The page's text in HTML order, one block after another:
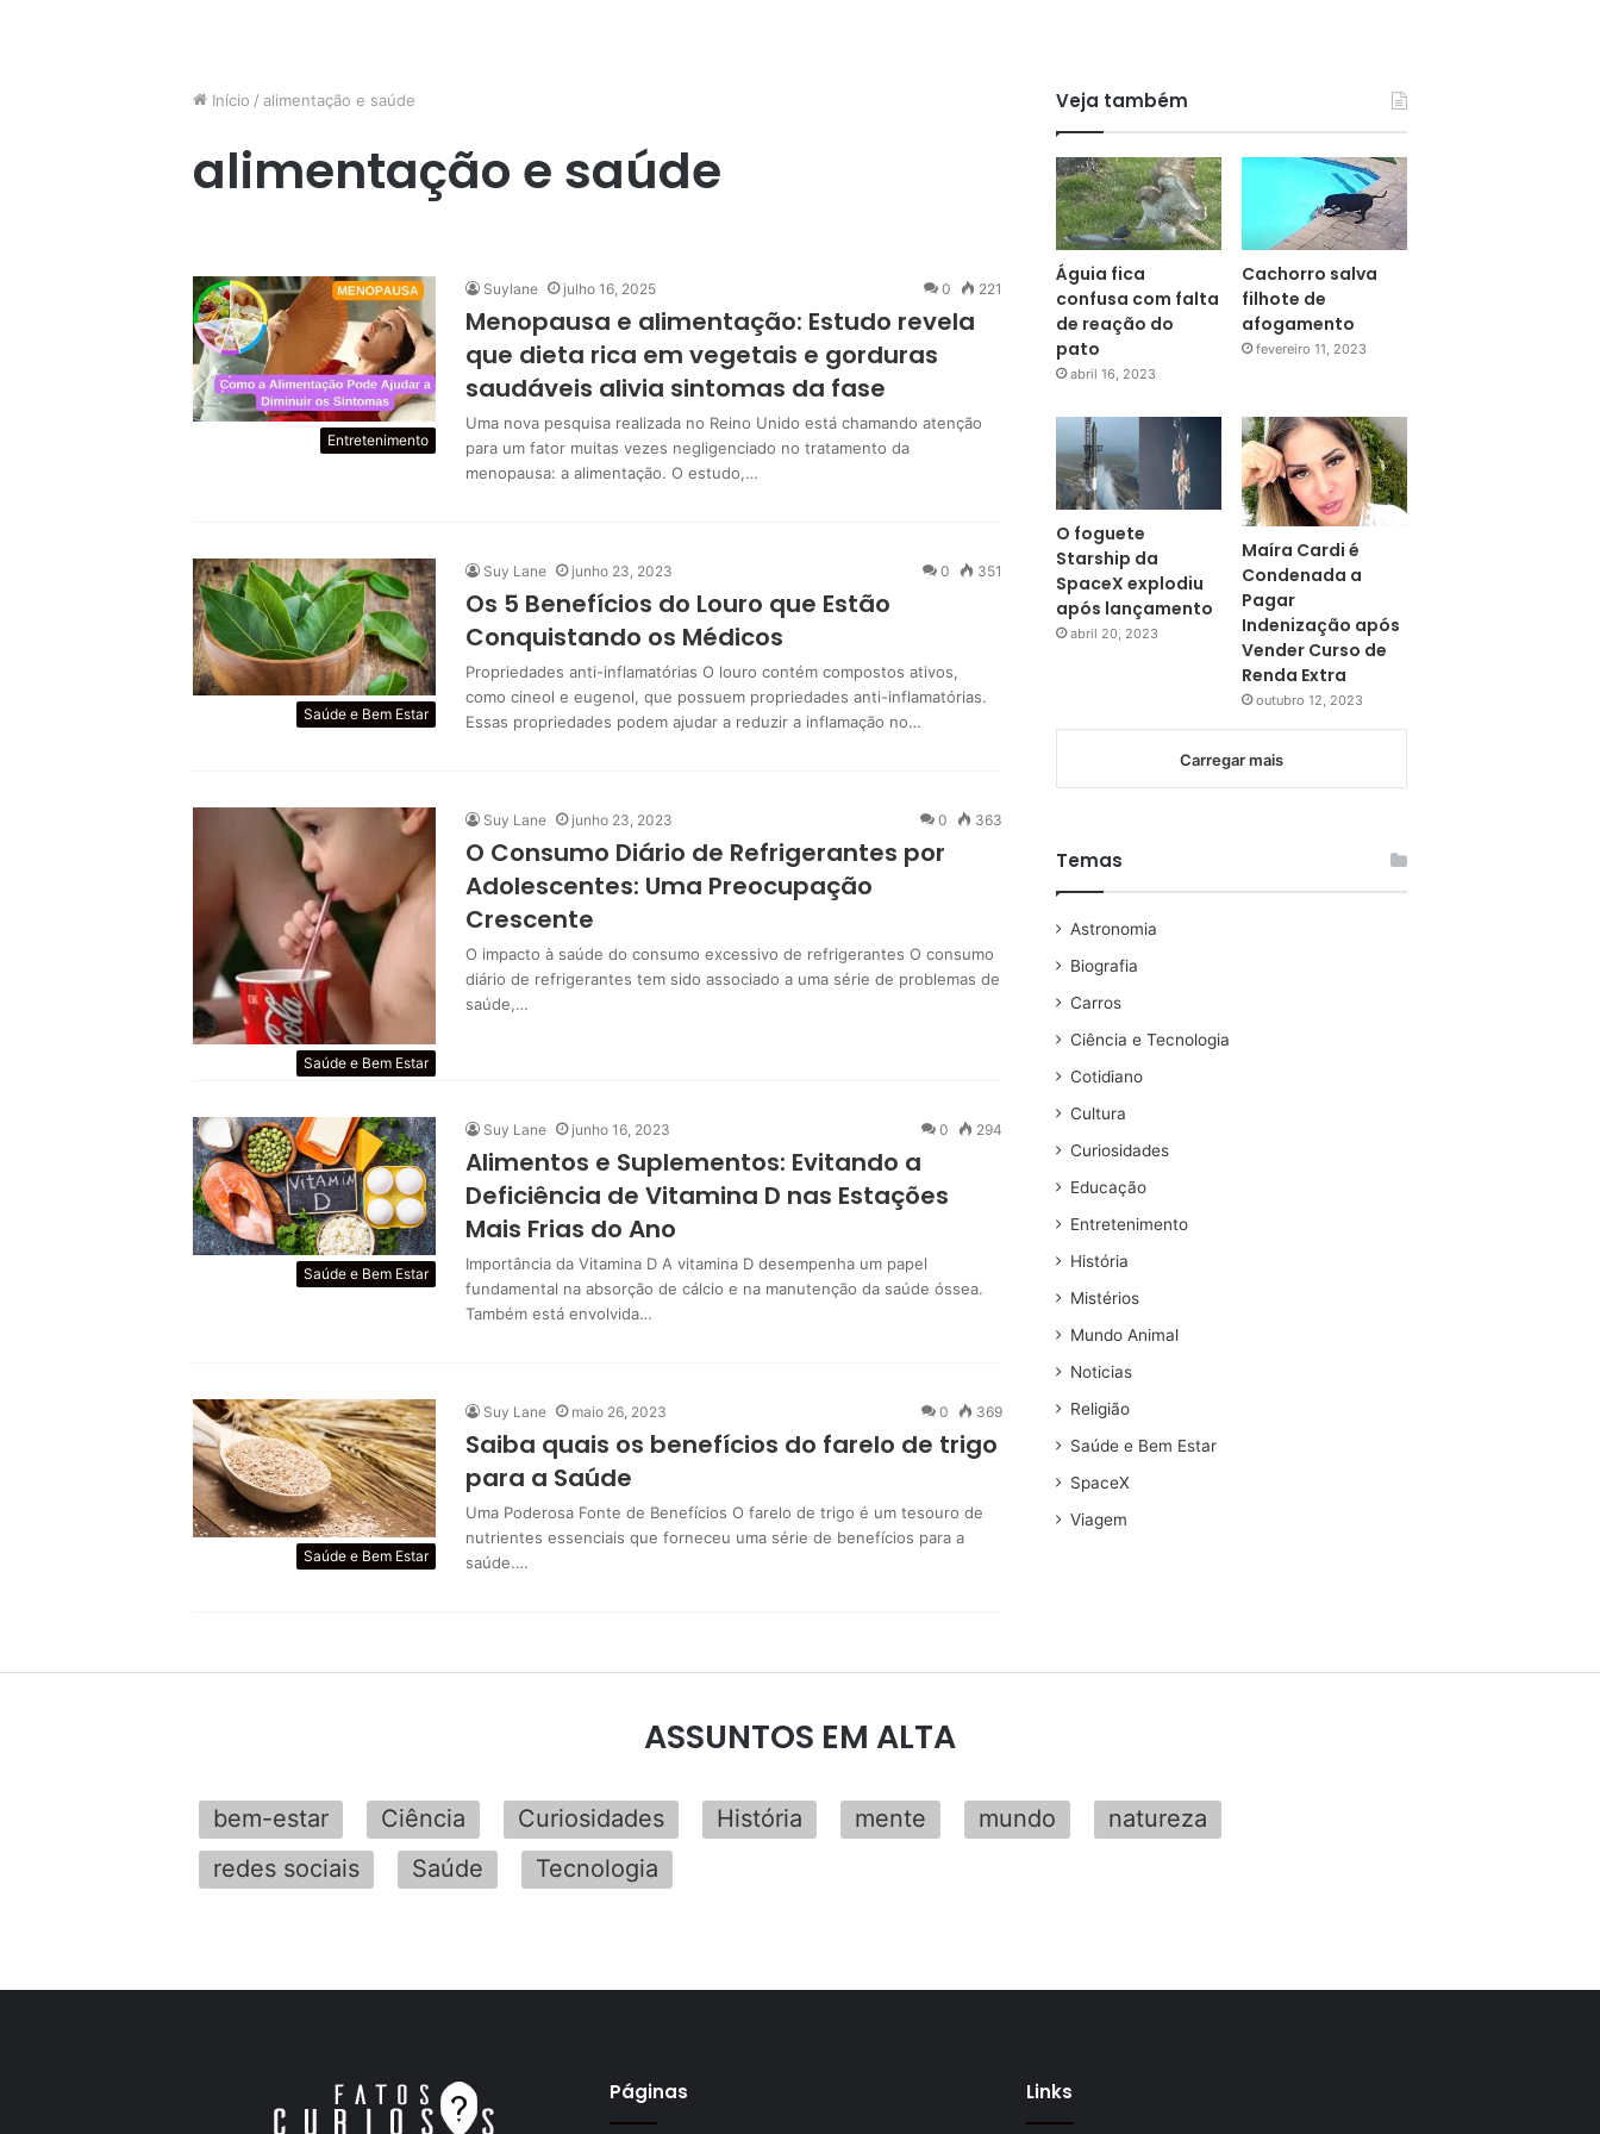
Início / alimentação e saúde
alimentação e saúde
Entretenimento
Suylane julho 16, 2025 0 221
Menopausa e alimentação: Estudo revela
que dieta rica em vegetais e gorduras
saudáveis alivia sintomas da fase
Uma nova pesquisa realizada no Reino Unido está chamando atenção
para um fator muitas vezes negligenciado no tratamento da
menopausa: a alimentação. O estudo,…
Saúde e Bem Estar
Suy Lane junho 23, 2023 0 351
Os 5 Benefícios do Louro que Estão
Conquistando os Médicos
Propriedades anti-inflamatórias O louro contém compostos ativos,
como cineol e eugenol, que possuem propriedades anti-inflamatórias.
Essas propriedades podem ajudar a reduzir a inflamação no…
Saúde e Bem Estar
Suy Lane junho 23, 2023 0 363
O Consumo Diário de Refrigerantes por
Adolescentes: Uma Preocupação
Crescente
O impacto à saúde do consumo excessivo de refrigerantes O consumo
diário de refrigerantes tem sido associado a uma série de problemas de
saúde,…
Saúde e Bem Estar
Suy Lane junho 16, 2023 0 294
Alimentos e Suplementos: Evitando a
Deficiência de Vitamina D nas Estações
Mais Frias do Ano
Importância da Vitamina D A vitamina D desempenha um papel
fundamental na absorção de cálcio e na manutenção da saúde óssea.
Também está envolvida…
Saúde e Bem Estar
Suy Lane maio 26, 2023 0 369
Saiba quais os benefícios do farelo de trigo
para a Saúde
Uma Poderosa Fonte de Benefícios O farelo de trigo é um tesouro de
nutrientes essenciais que forneceu uma série de benefícios para a
saúde.…
Veja também
Águia fica
confusa com falta
de reação do
pato
abril 16, 2023
Cachorro salva
filhote de
afogamento
fevereiro 11, 2023
O foguete
Starship da
SpaceX explodiu
após lançamento
abril 20, 2023
Maíra Cardi é
Condenada a
Pagar
Indenização após
Vender Curso de
Renda Extra
outubro 12, 2023
Carregar mais
Temas
Astronomia
Biografia
Carros
Ciência e Tecnologia
Cotidiano
Cultura
Curiosidades
Educação
Entretenimento
História
Mistérios
Mundo Animal
Noticias
Religião
Saúde e Bem Estar
SpaceX
Viagem
ASSUNTOS EM ALTA
bem-estar Ciência Curiosidades História mente mundo
natureza
redes sociais
Saúde Tecnologia
Páginas Links